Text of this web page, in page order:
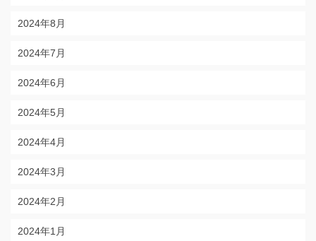
2024年8月
2024年7月
2024年6月
2024年5月
2024年4月
2024年3月
2024年2月
2024年1月